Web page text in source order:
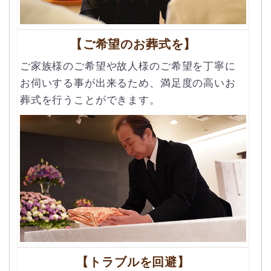
【ご希望のお葬式を】
ご家族様のご希望や故⼈様のご希望を丁寧に
お伺いする事が出来るため、満⾜度の⾼いお
葬式を⾏うことができます。
【トラブルを回避】